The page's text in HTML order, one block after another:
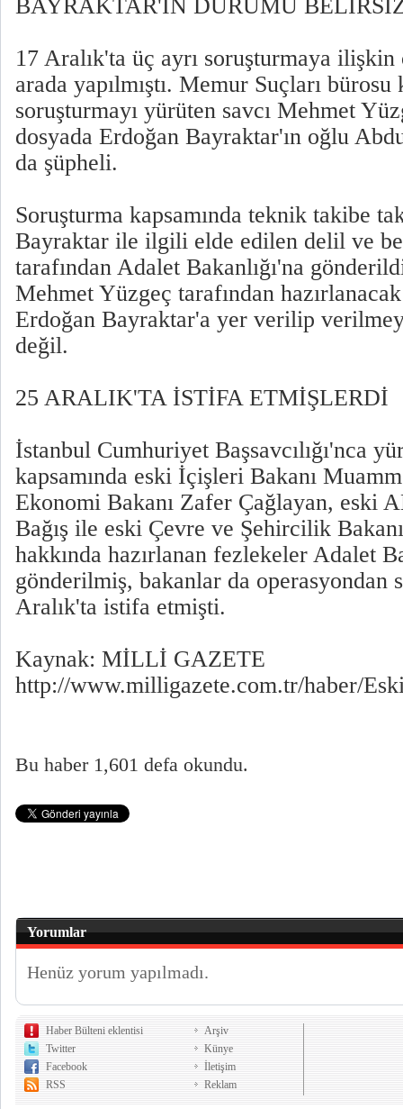
BAYRAKTAR'IN DURUMU
17 Aralık'ta üç ayrı soruşturmaya
arada yapılmıştı. Memur Suçları bürosu
soruşturmayı yürüten savcı Mehmet
dosyada Erdoğan Bayraktar'ın oğlu
da şüpheli.
Soruşturma kapsamında teknik takibe
Bayraktar ile ilgili elde edilen delil ve
tarafından Adalet Bakanlığı'na
Mehmet Yüzgeç tarafından
Erdoğan Bayraktar'a yer verilip
değil.
25 ARALIK'TA İSTİFA ETMİŞLERDİ
İstanbul Cumhuriyet Başsavcılığı'nca
kapsamında eski İçişleri Bakanı
Ekonomi Bakanı Zafer Çağlayan, eski
Bağış ile eski Çevre ve Şehircilik
hakkında hazırlanan fezlekeler Adalet
gönderilmiş, bakanlar da operasyondan
Aralık'ta istifa etmişti.
Kaynak: MİLLİ GAZETE
http://www.milligazete.com.tr/haber/
Bu haber 1,601 defa okundu.
Yorumlar
Henüz yorum yapılmadı.
Haber Bülteni eklentisi
Twitter
Facebook
RSS
Arşiv
Künye
İletişim
Reklam